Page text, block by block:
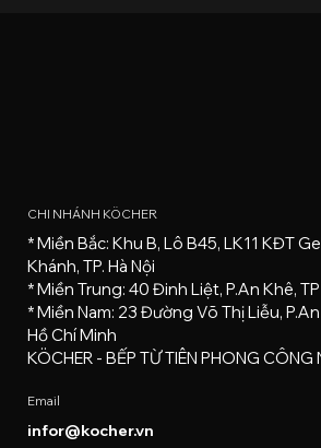
CHI NHÁNH KÖCHER
* Miền Bắc: Khu B, Lô B45, LK11 KĐT
Khánh, TP. Hà Nội
* Miền Trung: 40 Đinh Liệt, P.An Khê,
* Miền Nam: 23 Đường Võ Thị Liễu,
Hồ Chí Minh
KÖCHER - BẾP TỪ TIÊN PHONG CÔNG
Email
infor@kocher.vn